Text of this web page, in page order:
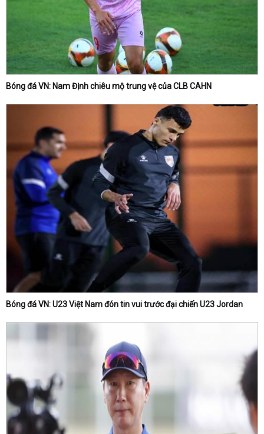
Bóng đá VN: Nam Định chiêu mộ trung vệ của CLB CAHN
Bóng đá VN: U23 Việt Nam đón tin vui trước đại chiến U23 Jordan